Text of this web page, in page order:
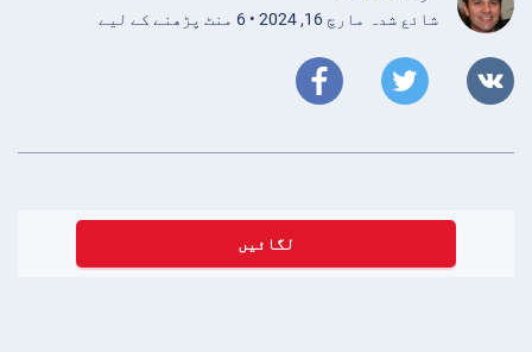
شائع شدہ مارچ 16, 2024 • 6 منٹ پڑھنے کے لیے
لگائیں